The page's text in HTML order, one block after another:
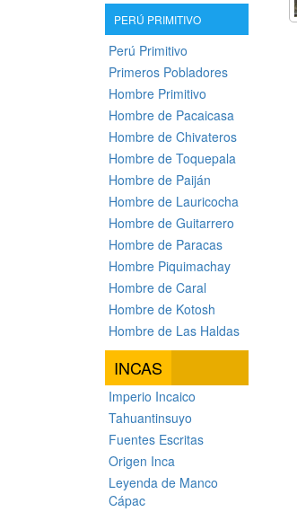
PERÚ PRIMITIVO
Perú Primitivo
Primeros Pobladores
Hombre Primitivo
Hombre de Pacaicasa
Hombre de Chivateros
Hombre de Toquepala
Hombre de Paiján
Hombre de Lauricocha
Hombre de Guitarrero
Hombre de Paracas
Hombre Piquimachay
Hombre de Caral
Hombre de Kotosh
Hombre de Las Haldas
INCAS
Imperio Incaico
Tahuantinsuyo
Fuentes Escritas
Origen Inca
Leyenda de Manco
Cápac